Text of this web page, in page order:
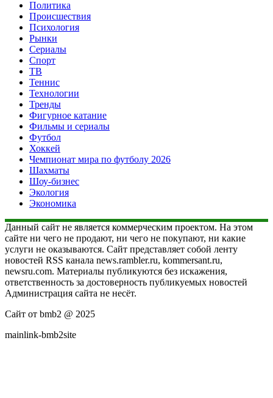
Политика
Происшествия
Психология
Рынки
Сериалы
Спорт
ТВ
Теннис
Технологии
Тренды
Фигурное катание
Фильмы и сериалы
Футбол
Хоккей
Чемпионат мира по футболу 2026
Шахматы
Шоу-бизнес
Экология
Экономика
Данный сайт не является коммерческим проектом. На этом
сайте ни чего не продают, ни чего не покупают, ни какие
услуги не оказываются. Сайт представляет собой ленту
новостей RSS канала news.rambler.ru, kommersant.ru,
newsru.com. Материалы публикуются без искажения,
ответственность за достоверность публикуемых новостей
Администрация сайта не несёт.
Сайт от bmb2 @ 2025
mainlink-bmb2site